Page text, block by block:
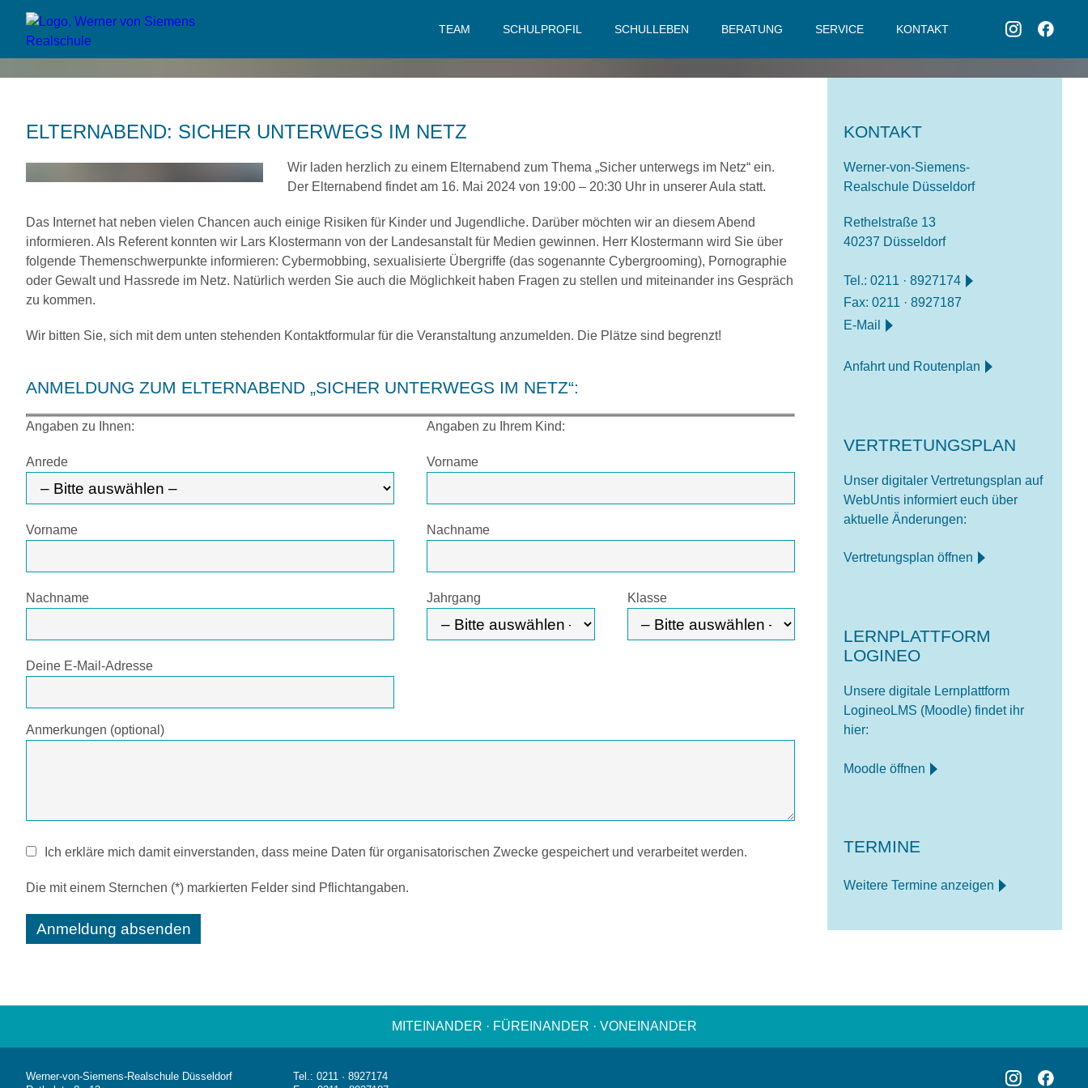
TEAM SCHULPROFIL SCHULLEBEN BERATUNG SERVICE KONTAKT
ELTERNABEND: SICHER UNTERWEGS IM NETZ
Wir laden herzlich zu einem Elternabend zum Thema „Sicher unterwegs im Netz“ ein.
Der Elternabend findet am 16. Mai 2024 von 19:00 – 20:30 Uhr in unserer Aula statt.
Das Internet hat neben vielen Chancen auch einige Risiken für Kinder und Jugendliche. Darüber möchten wir an diesem Abend
informieren. Als Referent konnten wir Lars Klostermann von der Landesanstalt für Medien gewinnen. Herr Klostermann wird Sie über
folgende Themenschwerpunkte informieren: Cybermobbing, sexualisierte Übergriffe (das sogenannte Cybergrooming), Pornographie
oder Gewalt und Hassrede im Netz. Natürlich werden Sie auch die Möglichkeit haben Fragen zu stellen und miteinander ins Gespräch
zu kommen.
Wir bitten Sie, sich mit dem unten stehenden Kontaktformular für die Veranstaltung anzumelden. Die Plätze sind begrenzt!
ANMELDUNG ZUM ELTERNABEND „SICHER UNTERWEGS IM NETZ“:
Angaben zu Ihnen:
Anrede
Vorname
Nachname
Deine E-Mail-Adresse
Angaben zu Ihrem Kind:
Vorname
Nachname
Jahrgang Klasse
Anmerkungen (optional)
Bitte lasse dieses Feld leer.
Ich erkläre mich damit einverstanden, dass meine Daten für organisatorischen Zwecke gespeichert und verarbeitet werden.
Die mit einem Sternchen (*) markierten Felder sind Pflichtangaben.
KONTAKT
Werner-von-Siemens-
Realschule Düsseldorf
Rethelstraße 13
40237 Düsseldorf
Tel.: 0211 · 8927174
Fax: 0211 · 8927187
E-Mail
Anfahrt und Routenplan
VERTRETUNGSPLAN
Unser digitaler Vertretungsplan auf
WebUntis informiert euch über
aktuelle Änderungen:
Vertretungsplan öffnen
LERNPLATTFORM
LOGINEO
Unsere digitale Lernplattform
LogineoLMS (Moodle) findet ihr
hier:
Moodle öffnen
TERMINE
Weitere Termine anzeigen
MITEINANDER · FÜREINANDER · VONEINANDER
Werner-von-Siemens-Realschule Düsseldorf
Tel.: 0211 · 8927174